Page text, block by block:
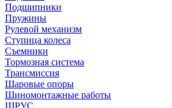
Подшипники
Пружины
Рулевой механизм
Ступица колеса
Съемники
Тормозная система
Трансмиссия
Шаровые опоры
Шиномонтажные работы
ШРУС